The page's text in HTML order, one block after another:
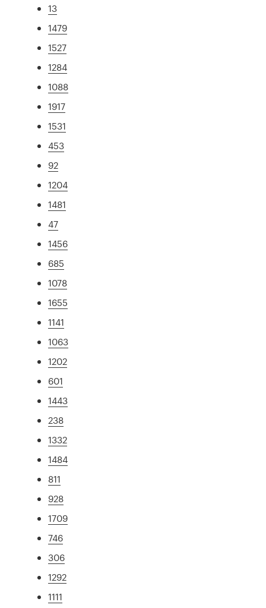
13
1479
1527
1284
1088
1917
1531
453
92
1204
1481
47
1456
685
1078
1655
1141
1063
1202
601
1443
238
1332
1484
811
928
1709
746
306
1292
1111